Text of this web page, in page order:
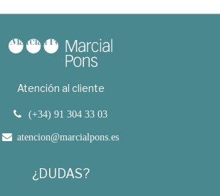
Atención al cliente
(+34) 91 304 33 03
atencion@marcialpons.es
¿DUDAS?